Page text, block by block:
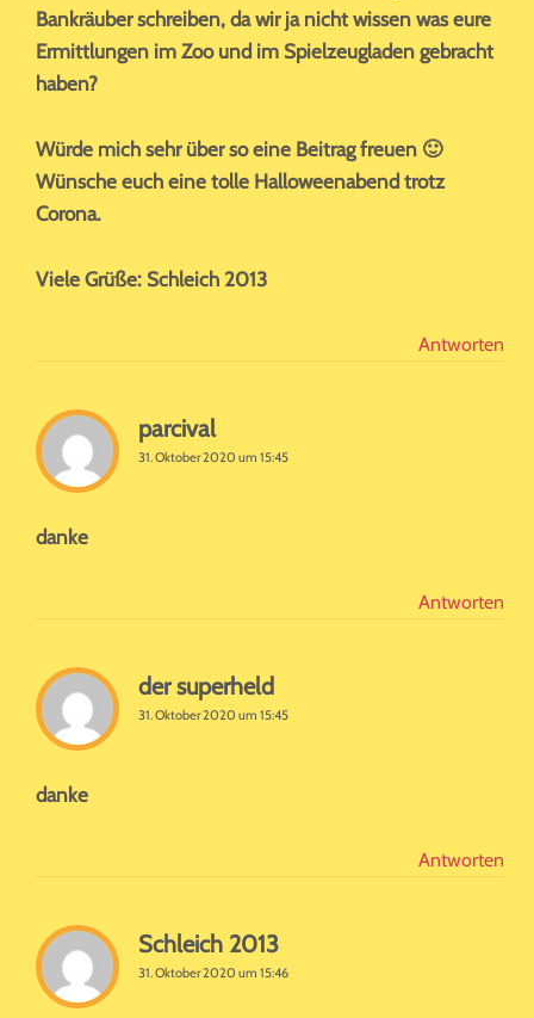
Bankräuber schreiben, da wir ja nicht wissen was eure
Ermittlungen im Zoo und im Spielzeugladen gebracht
haben?
Würde mich sehr über so eine Beitrag freuen 🙂
Wünsche euch eine tolle Halloweenabend trotz
Corona.
Viele Grüße: Schleich 2013
Antworten
parcival
31. Oktober 2020 um 15:45
danke
Antworten
der superheld
31. Oktober 2020 um 15:45
danke
Antworten
Schleich 2013
31. Oktober 2020 um 15:46